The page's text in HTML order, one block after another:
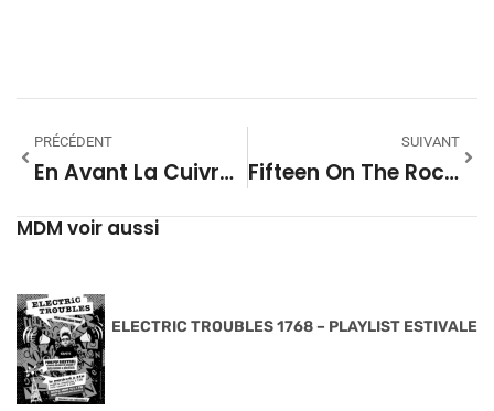
PRÉCÉDENT
En Avant La Cuivraille ! #14
SUIVANT
Fifteen On The Rock #04 (Saison 06) – Humble Pie
MDM voir aussi
ELECTRIC TROUBLES 1768 – PLAYLIST ESTIVALE